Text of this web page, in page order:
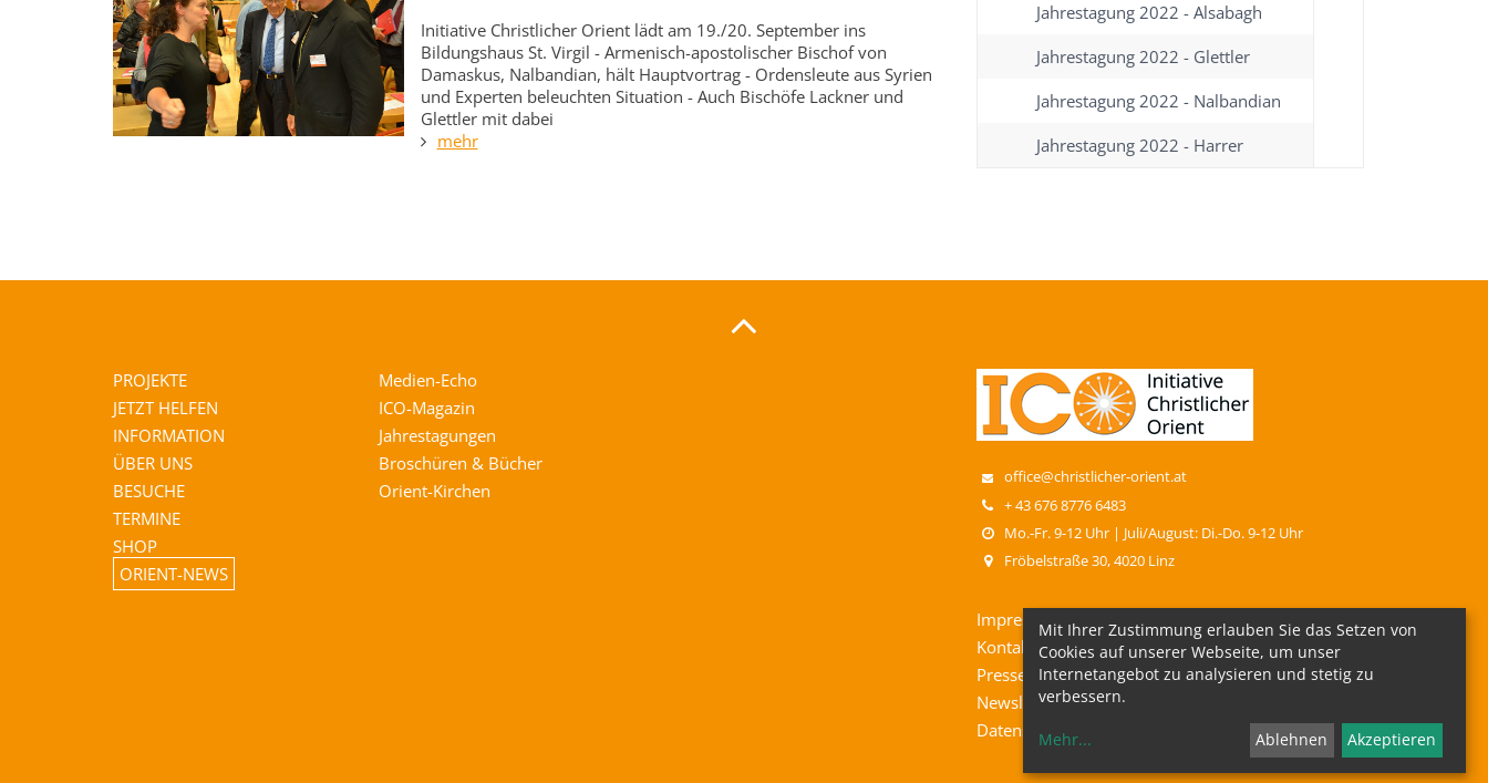
Initiative Christlicher Orient lädt am 19./20. September ins
Bildungshaus St. Virgil - Armenisch-apostolischer Bischof von
Damaskus, Nalbandian, hält Hauptvortrag - Ordensleute aus Syrien
und Experten beleuchten Situation - Auch Bischöfe Lackner und
Glettler mit dabei
mehr
Jahrestagung 2022 - Alsabagh
Jahrestagung 2022 - Glettler
Jahrestagung 2022 - Nalbandian
Jahrestagung 2022 - Harrer
PROJEKTE
JETZT HELFEN
INFORMATION
Medien-Echo
ICO-Magazin
Jahrestagungen
Broschüren & Bücher
Orient-Kirchen
ÜBER UNS
BESUCHE
TERMINE
SHOP
ORIENT-NEWS
office@christlicher-orient.at
+ 43 676 8776 6483
Mo.-Fr. 9-12 Uhr | Juli/August: Di.-Do. 9-12 Uhr
Fröbelstraße 30, 4020 Linz
Impressum
Kontakt
Presse
Newsletter
Datenschutz
Mit Ihrer Zustimmung erlauben Sie das Setzen von
Cookies auf unserer Webseite, um unser
Internetangebot zu analysieren und stetig zu
verbessern.
Mehr... Ablehnen Akzeptieren